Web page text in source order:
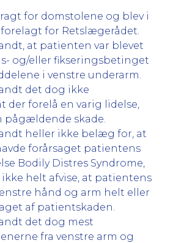
for domstolene og blev i
for Retslægerådet.
at patienten var blevet
og/eller fikseringsbetinget
i venstre underarm.
det dog ikke
der forelå en varig lidelse,
pågældende skade.
heller ikke belæg for, at
forårsaget patientens
Bodily Distres Syndrome,
helt afvise, at patientens
hånd og arm helt eller
af patientskaden.
det dog mest
fra venstre arm og